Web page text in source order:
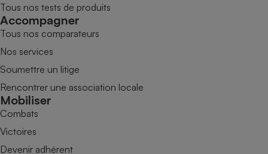
Tous nos tests de produits
Accompagner
Tous nos comparateurs
Nos services
Soumettre un litige
Rencontrer une association locale
Mobiliser
Combats
Victoires
Devenir adhérent